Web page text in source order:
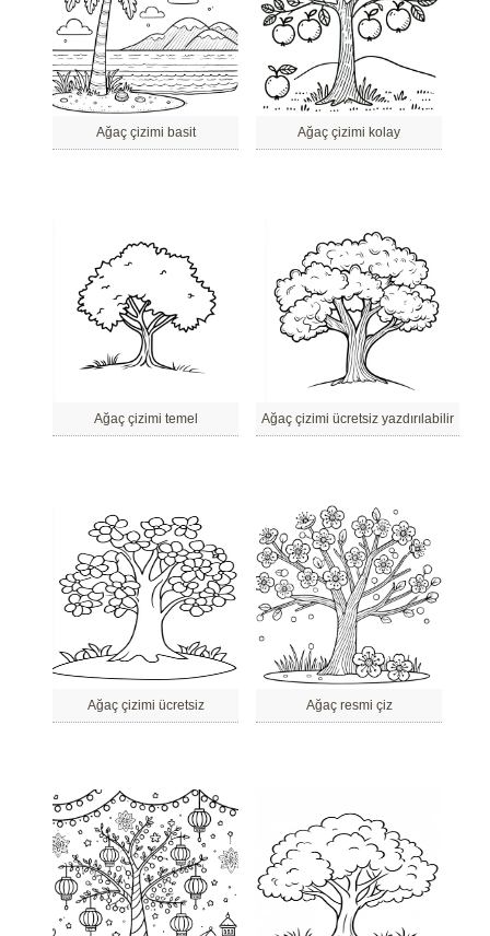
Ağaç çizimi basit Ağaç çizimi kolay
Ağaç çizimi temel Ağaç çizimi ücretsiz yazdırılabilir
Ağaç çizimi ücretsiz Ağaç resmi çiz